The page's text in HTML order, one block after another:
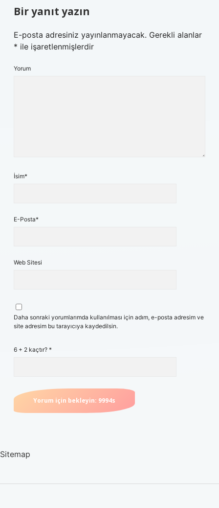
Bir yanıt yazın
E-posta adresiniz yayınlanmayacak. Gerekli alanlar
* ile işaretlenmişlerdir
Yorum
İsim*
E-Posta*
Web Sitesi
Daha sonraki yorumlarımda kullanılması için adım, e-posta adresim ve
site adresim bu tarayıcıya kaydedilsin.
6 + 2 kaçtır? *
Sitemap